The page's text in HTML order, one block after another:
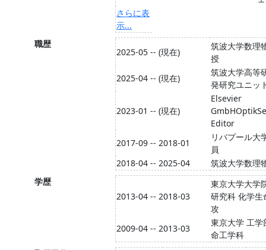
さらに表
示...
職歴
2025-05 -- (現在)
筑波大学数理
授
2025-04 -- (現在)
筑波大学高
発研究ユニッ
2023-01 -- (現在)
Elsevier
Editor
2017-09 -- 2018-01
リバプール大
員
2018-04 -- 2025-04
筑波大学数理
学歴
2013-04 -- 2018-03
東京大学大学
研究科 化学生
攻
2009-04 -- 2013-03
東京大学 工学
命工学科